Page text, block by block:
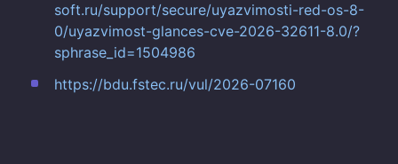
soft.ru/support/secure/uyazvimosti-red-os-8-
0/uyazvimost-glances-cve-2026-32611-8.0/?
sphrase_id=1504986
https://bdu.fstec.ru/vul/2026-07160